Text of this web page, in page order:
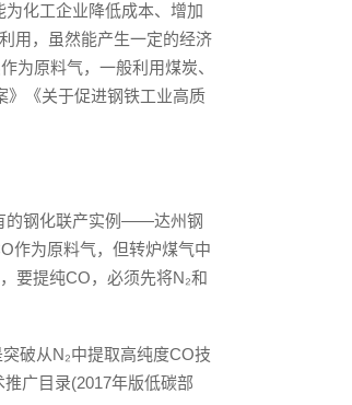
化工企业降低成本、增加
用，虽然能产生一定的经济
为原料气，一般利用煤炭、
》《关于促进钢铁工业高质
的钢化联产实例——达州钢
作为原料气，但转炉煤气中
要提纯CO，必须先将N₂和
破从N₂中提取高纯度CO技
广目录(2017年版低碳部